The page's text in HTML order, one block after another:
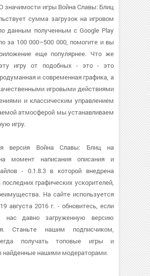
значимости игры Война Славы: Блиц
сумма загрузок на игровом
данным полученным с Google Play
за 100 000–500 000, помогите и вы
еще популярнее. Что же
игру от подобных - это - это
и современная графика, а
игровыми действиями
и классическим управлением
атмосферой мы устанавливаем
игру.
версия Война Славы: Блиц на
момент написания описания и
- 0.1.8.3 в которой внедрена
графических ускорителей,
На сайте используется
августа 2016 г. - обновитесь, если
нас давно загруженную версию
Станьте нашим подписчиком,
получать топовые игры и
найденные нашими модераторами.